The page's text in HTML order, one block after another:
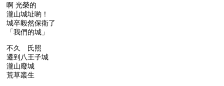
啊 光榮的
瀧山城址喲！
城卒毅然保衛了
「我們的城」
不久 氏照
遷到八王子城
瀧山廢城
荒草叢生